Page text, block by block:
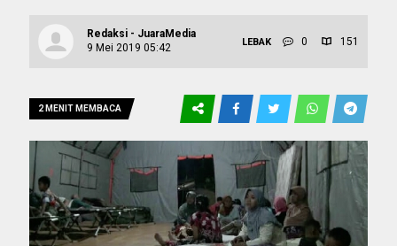
Redaksi - JuaraMedia
9 Mei 2019 05:42
LEBAK 0 151
2 MENIT MEMBACA